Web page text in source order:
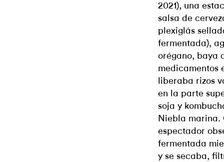
2021), una
salsa de
plexiglás
fermentada),
orégano, baya
medicamentos
liberaba rizos
en la parte
soja y
Niebla marina.
espectador
fermentada
y se secaba,